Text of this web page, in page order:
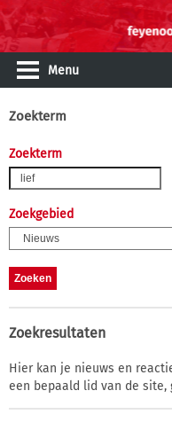
Menu
Zoekterm
Zoekterm
Zoekgebied
Zoekresultaten
Hier kan je nieuws en
een bepaald lid van de site,